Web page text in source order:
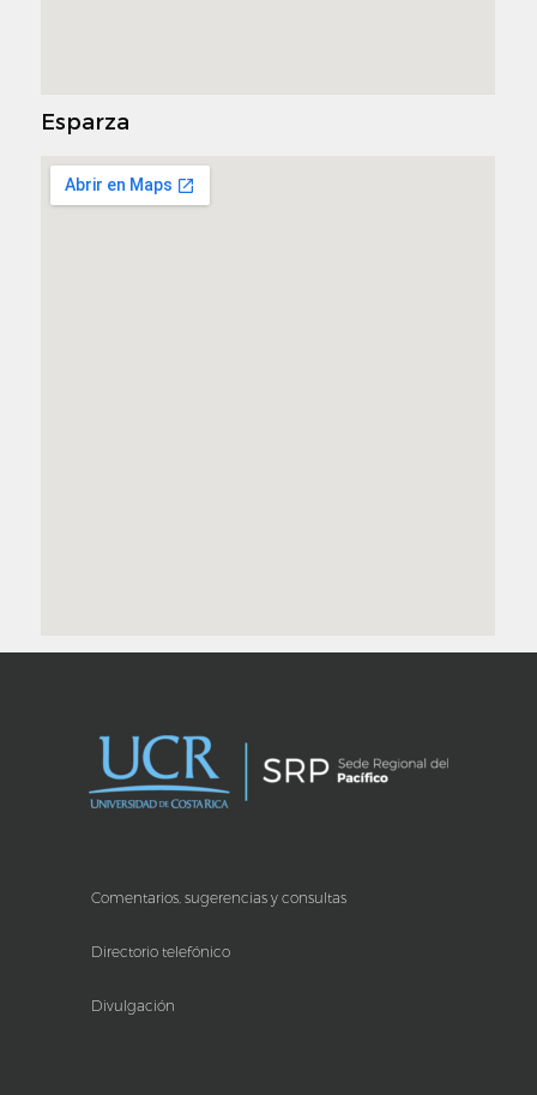
Esparza
Comentarios, sugerencias y consultas
Directorio telefónico
Divulgación